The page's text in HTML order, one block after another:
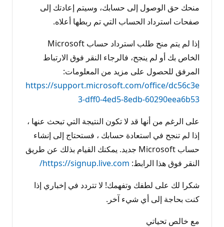
منحك حق الوصول إلى حسابك، وسيتم إعادتك إلى
صفحات استرداد الحساب التي تم ربطها أعلاه.
إذا لم يتم منح طلب استرداد حساب Microsoft
الخاص بك أو لم ينجح، فالرجاء النقر فوق الارتباط
المرفق للحصول على مزيد من المعلومات:
https://support.microsoft.com/office/dc56c3e
3-dff0-4ed5-8edb-60290eea6b53
على الرغم من أنها قد لا تكون النتيجة التي تبحث عنها ،
إذا لم تنجح في استعادة حسابك ، فستحتاج إلى إنشاء
حساب Microsoft جديد. يمكنك القيام بذلك عن طريق
النقر فوق هذا الرابط: https://signup.live.com/
شكرا لك على لطفك وتفهمك! لا تتردد في إخباري إذا
كنت بحاجة إلى أي شيء آخر.
مع خالص تحياتي